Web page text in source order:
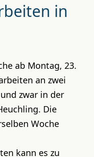
in
ab Montag, 23.
an zwei
zwar in der
Die
Woche
kann es zu